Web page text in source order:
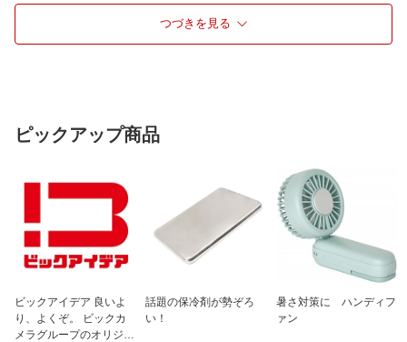
シャフト名
Diamana Blue TM60カーボンシャフト
右利き用
仕様3
※このスペックは計算値・暫定値です。
変更になる場合がございますので予めご
了承ください。
※メーカーの仕様変更等による返品・キ
ャンセル・交換不可
つづきを見る
ピックアップ商品
ビックアイデア 良いよ
り、よくぞ。 ビックカ
メラグループのオリジナ
話題の保冷剤が勢ぞろ
い！
暑さ対策に ハンディフ
ァン